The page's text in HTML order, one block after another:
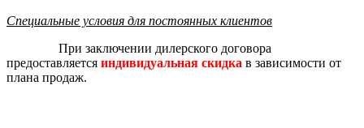
Специальные условия для постоянных клиентов
При заключении дилерского договора
предоставляется индивидуальная скидка в зависимости от
плана продаж.